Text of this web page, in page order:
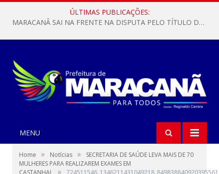
ÚLTIMAS PUBLICAÇÕES:
MARACANÃ SAI NA FRENTE NA DISPUTA PELO TÍTULO DA COPA PARÁ SUB-17!
MENU
Home » Notícias »
SECRETARIA DE SAÚDE LEVA MAIS DE 70
MULHERES PARA REALIZAREM EXAMES EM
»